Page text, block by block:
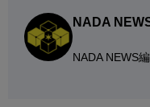
NADA
NADA NEWS